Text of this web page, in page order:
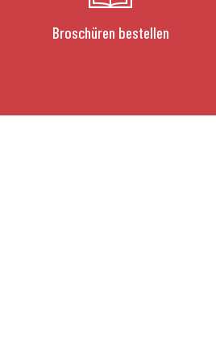
Broschüren bestellen